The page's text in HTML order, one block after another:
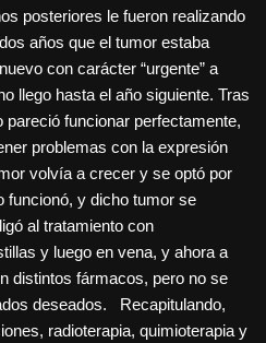
posteriores le fueron realizando
años que el tumor estaba
con carácter “urgente” a
llego hasta el año siguiente. Tras
funcionar perfectamente,
problemas con la expresión
volvía a crecer y se optó por
funcionó, y dicho tumor se
al tratamiento con
y luego en vena, y ahora a
distintos fármacos, pero no se
deseados. Recapitulando,
radioterapia, quimioterapia y